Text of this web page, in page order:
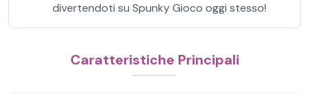
divertendoti su Spunky Gioco oggi stesso!
Caratteristiche Principali